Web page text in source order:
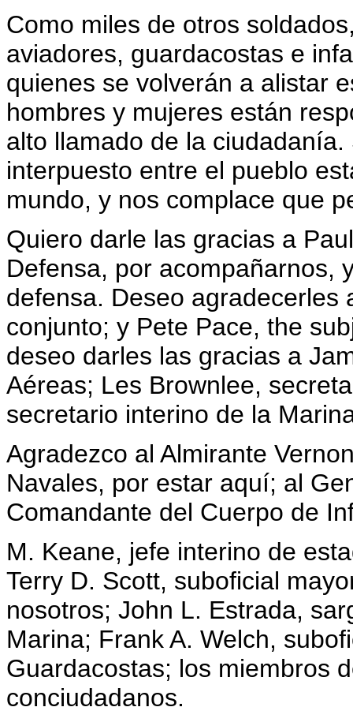
Como miles de otros
aviadores, guardacostas e
quienes se volverán a alistar
hombres y mujeres están
alto llamado de la ciudadanía.
interpuesto entre el pueblo
mundo, y nos complace que
Quiero darle las gracias a
Defensa, por acompañarnos,
defensa. Deseo agradecerles
conjunto; y Pete Pace, the
deseo darles las gracias a
Aéreas; Les Brownlee,
secretario interino de la
Agradezco al Almirante
Navales, por estar aquí; al
Comandante del Cuerpo de
M. Keane, jefe interino de
Terry D. Scott, suboficial
nosotros; John L. Estrada,
Marina; Frank A. Welch,
Guardacostas; los miembros
conciudadanos.